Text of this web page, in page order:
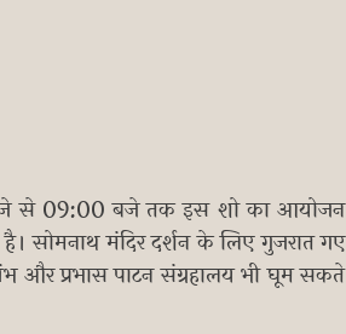
बजे से 09:00 बजे तक इस शो का आयोजन
सोमनाथ मंदिर दर्शन के लिए गुजरात गए
और प्रभास पाटन संग्रहालय भी घूम सकते